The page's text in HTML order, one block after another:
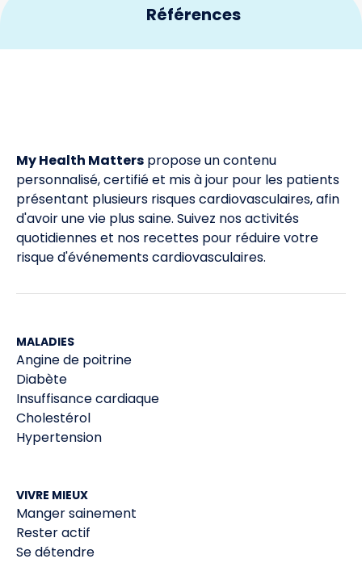
Références
3 Les références sont disponibles sur demande.
My Health Matters propose un contenu
personnalisé, certifié et mis à jour pour les patients
présentant plusieurs risques cardiovasculaires, afin
d'avoir une vie plus saine. Suivez nos activités
quotidiennes et nos recettes pour réduire votre
risque d'événements cardiovasculaires.
MALADIES
Angine de poitrine
Diabète
Insuffisance cardiaque
Cholestérol
Hypertension
VIVRE MIEUX
Manger sainement
Rester actif
Se détendre